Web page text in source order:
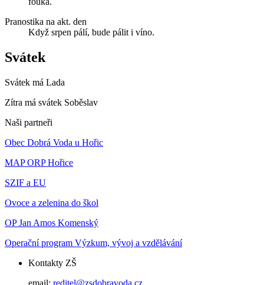
Pranostika na akt. den
Když srpen pálí, bude pálit i víno.
Svátek
Svátek má Lada
Zítra má svátek Soběslav
Naši partneři
Obec Dobrá Voda u Hořic
MAP ORP Hořice
SZIF a EU
Ovoce a zelenina do škol
OP Jan Amos Komenský
Operační program Výzkum, vývoj a vzdělávání
Kontakty ZŠ
email: reditel@zsdobravoda.cz